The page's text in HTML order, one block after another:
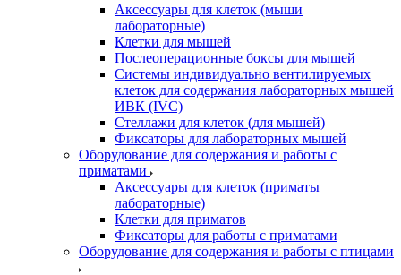
Аксессуары для клеток (мыши
лабораторные)
Клетки для мышей
Послеоперационные боксы для мышей
Системы индивидуально вентилируемых
клеток для содержания лабораторных мышей
ИВК (IVC)
Стеллажи для клеток (для мышей)
Фиксаторы для лабораторных мышей
Оборудование для содержания и работы с
приматами
Аксессуары для клеток (приматы
лабораторные)
Клетки для приматов
Фиксаторы для работы с приматами
Оборудование для содержания и работы с птицами